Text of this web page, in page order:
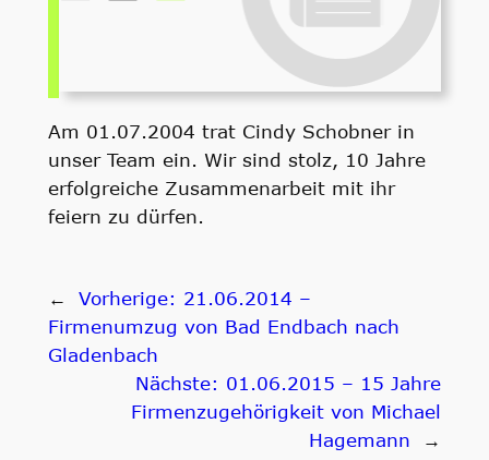
Am 01.07.2004 trat Cindy Schobner in
unser Team ein. Wir sind stolz, 10 Jahre
erfolgreiche Zusammenarbeit mit ihr
feiern zu dürfen.
← Vorherige: 21.06.2014 –
Firmenumzug von Bad Endbach nach
Gladenbach
Nächste: 01.06.2015 – 15 Jahre
Firmenzugehörigkeit von Michael
Hagemann
→